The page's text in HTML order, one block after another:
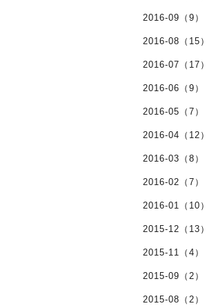
2016-09（9）
2016-08（15）
2016-07（17）
2016-06（9）
2016-05（7）
2016-04（12）
2016-03（8）
2016-02（7）
2016-01（10）
2015-12（13）
2015-11（4）
2015-09（2）
2015-08（2）